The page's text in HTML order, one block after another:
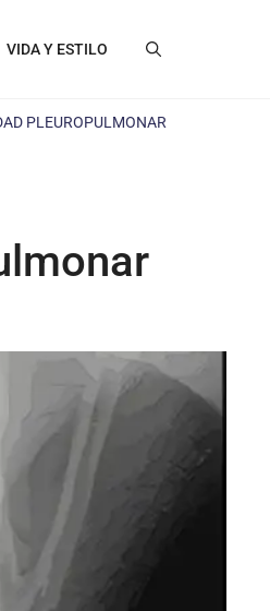
VIDA Y ESTILO
PLEUROPULMONAR